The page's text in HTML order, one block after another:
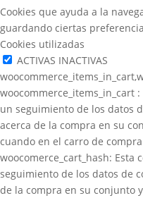
Cookies que ayuda a la
guardando ciertas
Cookies utilizadas
ACTIVAS INACTIVAS
woocommerce_items_in_cart
un seguimiento de los datos
acerca de la compra en su
cuando en el carro de
woocomerce_cart_hash:
seguimiento de los datos de
de la compra en su conjunto